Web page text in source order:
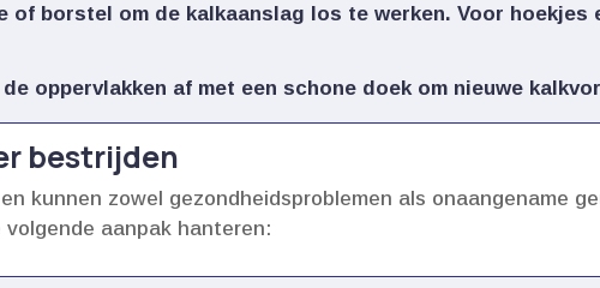
of borstel om de kalkaanslag los te werken.​ Voor hoekjes
oppervlakken af met een schone doek om nieuwe
bestrijden
kunnen zowel gezondheidsproblemen als onaangename
aanpak hanteren: